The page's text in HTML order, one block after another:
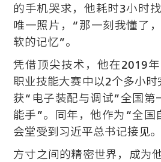
的手机哭求，他耗时3小时
唯一照片，“那一刻我懂了
软的记忆”。
凭借顶尖技术，他在2019
职业技能大赛中以2个多小
获“电子装配与调试”全国第
能手”。同年，他作为“全国
会堂受到习近平总书记接见。
方寸之间的精密世界，成为